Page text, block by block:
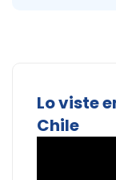
Lo viste
Chile